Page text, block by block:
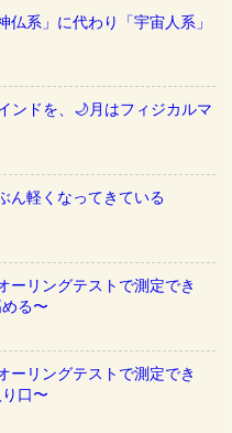
仏系」に代わり「宇宙人系」
ンドを、🌙月はフィジカルマ
ん軽くなってきている
ーリングテストで測定でき
る〜
ーリングテストで測定でき
口〜